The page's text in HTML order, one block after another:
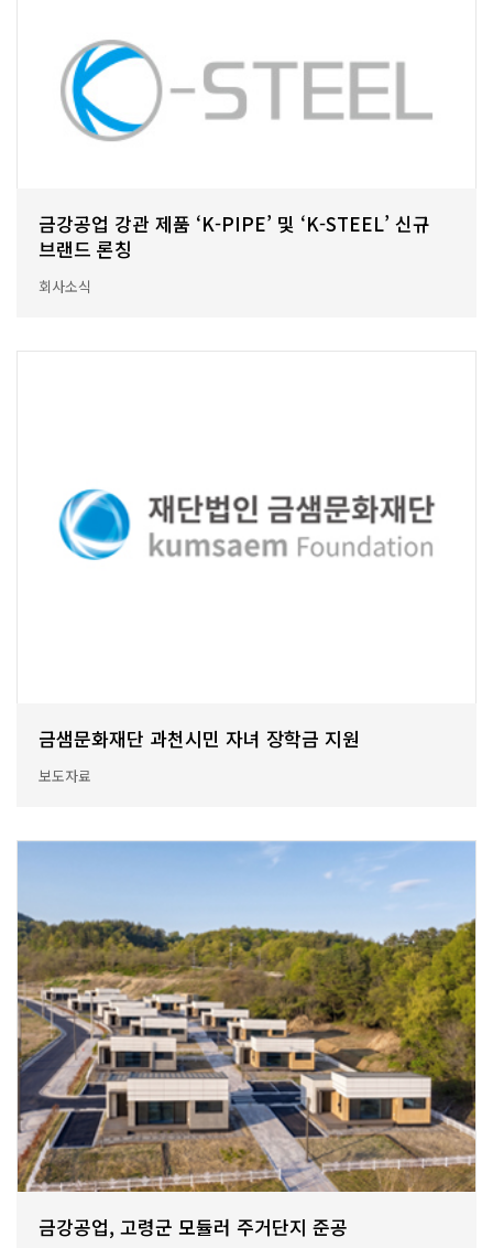
금강공업 강관 제품 ‘K-PIPE’ 및 ‘K-STEEL’ 신규
브랜드 론칭
회사소식
금샘문화재단 과천시민 자녀 장학금 지원
보도자료
금강공업, 고령군 모듈러 주거단지 준공